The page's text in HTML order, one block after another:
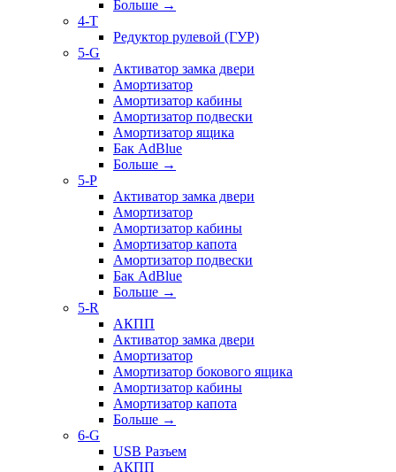
Больше →
4-T
Редуктор рулевой (ГУР)
5-G
Активатор замка двери
Амортизатор
Амортизатор кабины
Амортизатор подвески
Амортизатор ящика
Бак AdBlue
Больше →
5-P
Активатор замка двери
Амортизатор
Амортизатор кабины
Амортизатор капота
Амортизатор подвески
Бак AdBlue
Больше →
5-R
АКПП
Активатор замка двери
Амортизатор
Амортизатор бокового ящика
Амортизатор кабины
Амортизатор капота
Больше →
6-G
USB Разъем
АКПП